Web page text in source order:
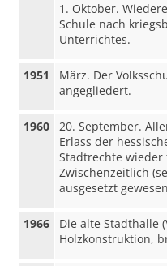
1. Oktober.
Schule nach
Unterrichtes.
1951
März. Der
angegliedert.
1960
20. September.
Erlass der
Stadtrechte
Zwischenzeitlich
ausgesetzt
1966
Die alte Stadthalle
Holzkonstruktion,